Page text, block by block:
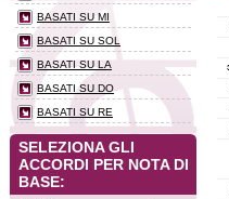
BASATI SU MI
BASATI SU SOL
BASATI SU LA
BASATI SU DO
BASATI SU RE
SELEZIONA GLI
ACCORDI PER NOTA DI
BASE: